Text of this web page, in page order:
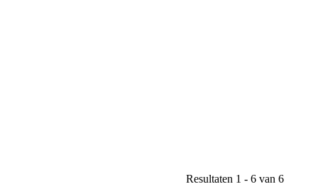
Resultaten 1 - 6 van 6